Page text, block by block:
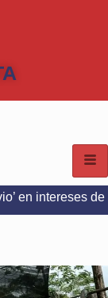
del Predial e